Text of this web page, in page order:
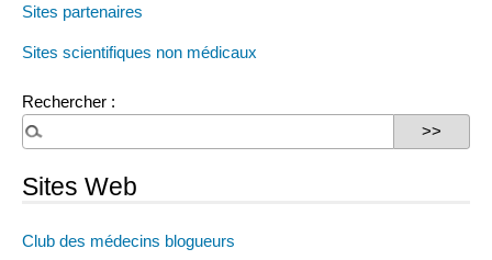
Sites partenaires
Sites scientifiques non médicaux
Rechercher :
Sites Web
Club des médecins blogueurs